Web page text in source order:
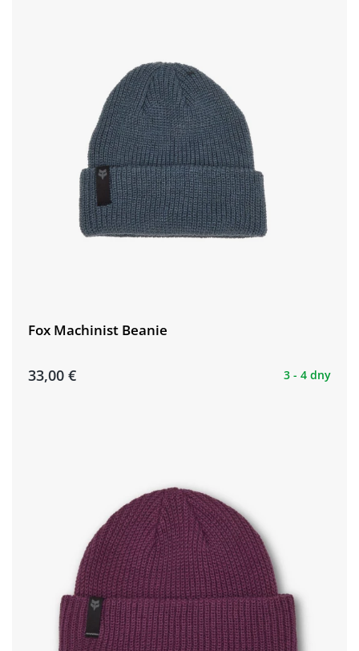
Fox Machinist Beanie
33,00 € 3 - 4 dny